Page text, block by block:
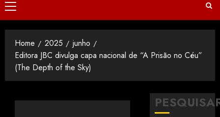
Home 2025
junho
Editora JBC divulga capa nacional de “A Prisão no Céu”
(The Depth of the Sky)